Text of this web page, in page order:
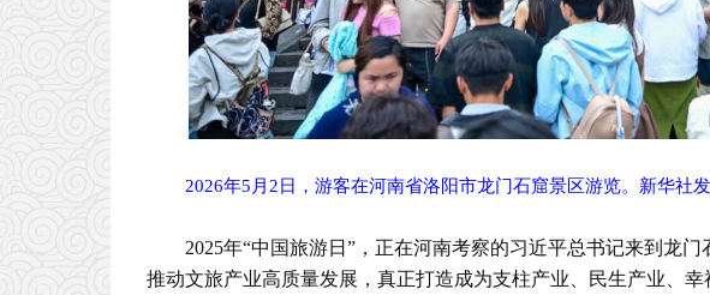
2026年5月2日，游客在河南省洛阳市龙门石窟景区游览。新华社发
2025年“中国旅游日”，正在河南考察的习近平总书记来到龙
推动文旅产业高质量发展，真正打造成为支柱产业、民生产业、幸